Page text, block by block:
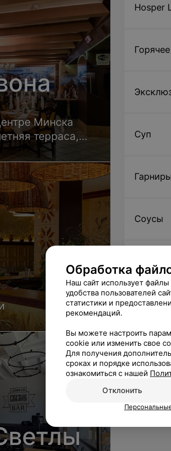
Hosper
Суп
Гарниры
Соусы
Минска
терраса,
Обработка
Наш сайт использует
удобства пользователей
статистики и
рекомендаций.
Вы можете настроить
cookie или изменить свое
Для получения
сроках и порядке
ознакомиться с нашей
Отклонить